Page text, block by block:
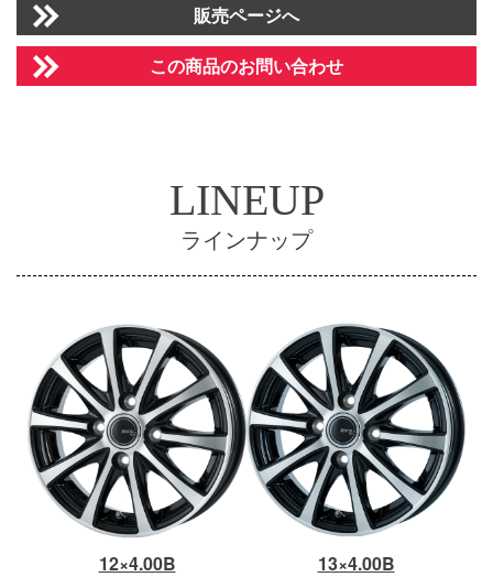
販売ページへ
この商品のお問い合わせ
LINEUP
ラインナップ
12×4.00B 13×4.00B